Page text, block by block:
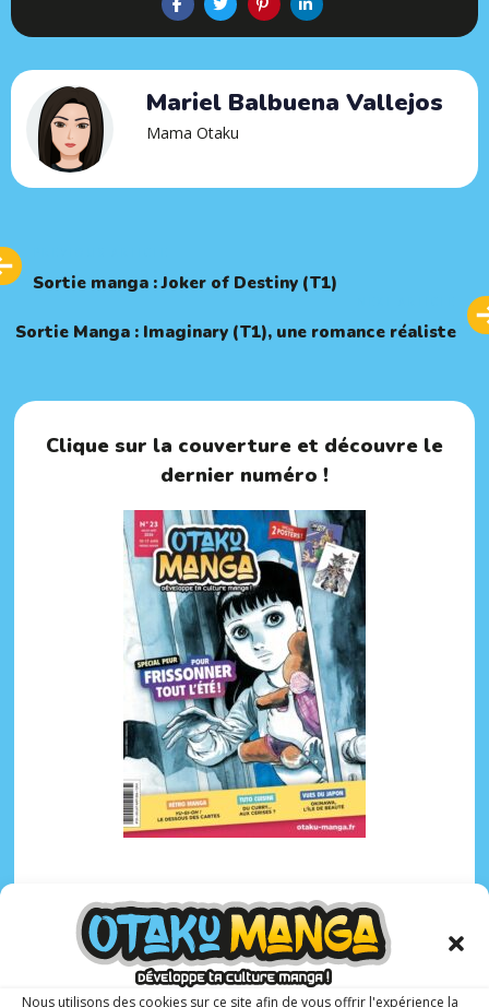
Nous utilisons des cookies sur ce site afin de vous offrir l'expérience la
Mariel Balbuena Vallejos
Mama Otaku
Article
Sortie manga : Joker of Destiny (T1)
Article
Sortie Manga : Imaginary (T1), une romance réaliste
Clique sur la couverture et découvre le
dernier numéro !
Otaku Manga :
le premiermagazine manga
pour les ados !